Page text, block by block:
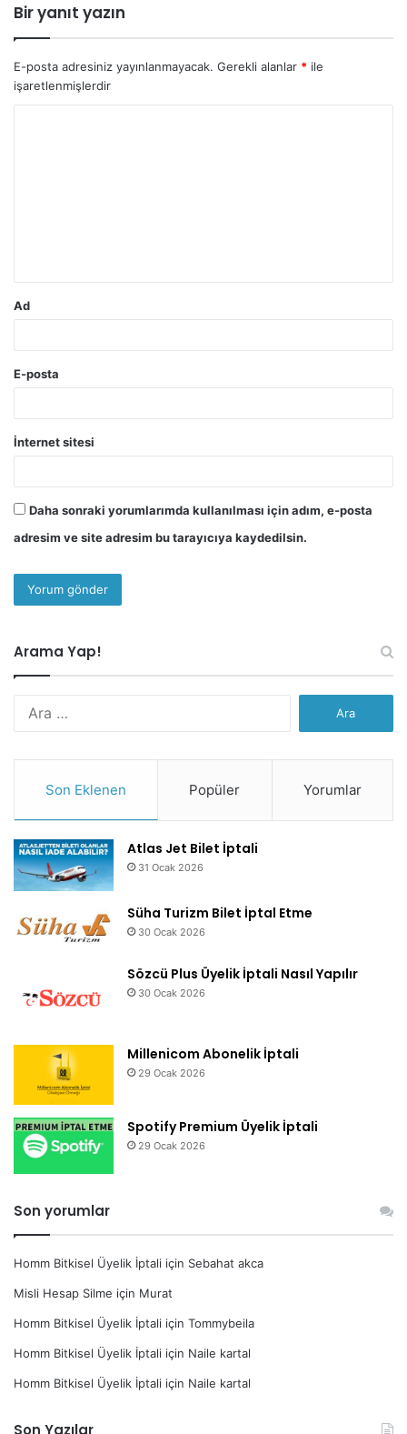
Bir yanıt yazın
E-posta adresiniz yayınlanmayacak. Gerekli alanlar * ile
işaretlenmişlerdir
Ad
E-posta
İnternet sitesi
Daha sonraki yorumlarımda kullanılması için adım, e-posta
adresim ve site adresim bu tarayıcıya kaydedilsin.
Arama Yap!
Son Eklenen Popüler Yorumlar
Atlas Jet Bilet İptali
31 Ocak 2026
Süha Turizm Bilet İptal Etme
30 Ocak 2026
Sözcü Plus Üyelik İptali Nasıl Yapılır
30 Ocak 2026
Millenicom Abonelik İptali
29 Ocak 2026
Spotify Premium Üyelik İptali
29 Ocak 2026
Son yorumlar
Homm Bitkisel Üyelik İptali için Sebahat akca
Misli Hesap Silme için Murat
Homm Bitkisel Üyelik İptali için Tommybeila
Homm Bitkisel Üyelik İptali için Naile kartal
Homm Bitkisel Üyelik İptali için Naile kartal
Son Yazılar